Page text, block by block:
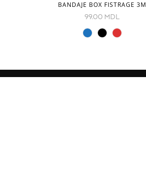
BANDAJE BOX FISTRAGE 3M
99.00 MDL